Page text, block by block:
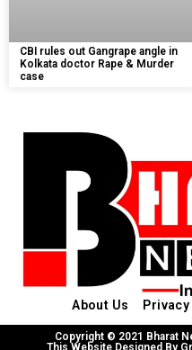
CBI rules out Gangrape angle in
Kolkata doctor Rape & Murder
case
About Us
Copyright © 2021 Bharat
This Website Designed By